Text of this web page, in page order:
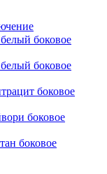
боковое
боковое
боковое
боковое
боковое